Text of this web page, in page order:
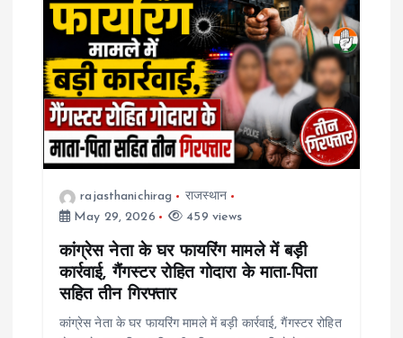
a
rajasthanichirag
राजस्थान
May 29, 2026
459 views
कांग्रेस नेता के घर फायरिंग मामले में बड़ी
कार्रवाई, गैंगस्टर रोहित गोदारा के माता-पिता
सहित तीन गिरफ्तार
कांग्रेस नेता के घर फायरिंग मामले में बड़ी कार्रवाई, गैंगस्टर रोहित